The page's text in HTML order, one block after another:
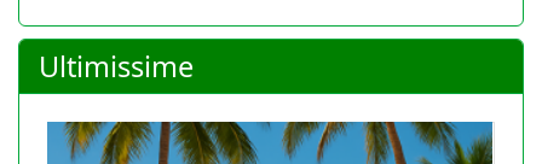
Ultimissime